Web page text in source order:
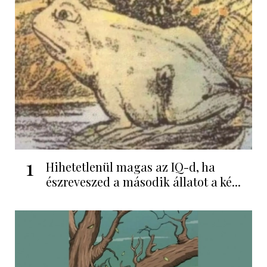
1
Hihetetlenül magas az IQ-d, ha
észreveszed a második állatot a ké...